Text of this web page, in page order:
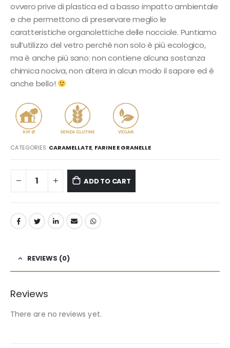
ovvero prive di plastica ed a basso impatto ambientale
e che permettono di preservare meglio le
caratteristiche organolettiche delle nocciole. Puntiamo
sull’utilizzo del vetro perchè non solo è più ecologico,
ma è anche più sano: non contiene alcuna sostanza
chimica nociva, non altera in alcun modo il sapore ed è
anche bello!
CATEGORIES: CARAMELLATE, FARINE E GRANELLE
ADD TO CART
REVIEWS (0)
Reviews
There are no reviews yet.